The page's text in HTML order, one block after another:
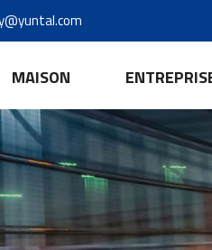
MAISON